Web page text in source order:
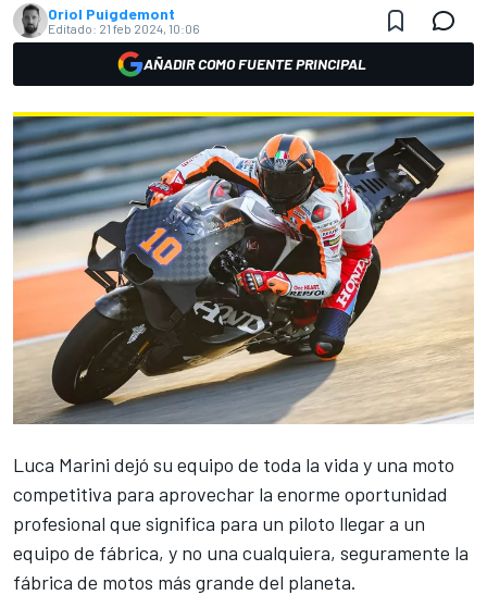
Oriol Puigdemont
Editado: 21 feb 2024, 10:06
AÑADIR COMO FUENTE PRINCIPAL
Luca Marini dejó su equipo de toda la vida y una moto
competitiva para aprovechar la enorme oportunidad
profesional que significa para un piloto llegar a un
equipo de fábrica, y no una cualquiera, seguramente la
fábrica de motos más grande del planeta.